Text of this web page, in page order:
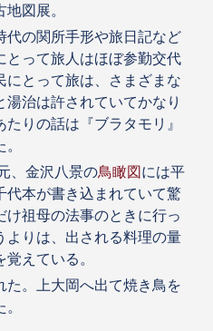
図展。
代の関所手形や旅日記など
とって旅人はほぼ参勤交代
にとって旅は、さまざまな
治は許されていてかなり
りの話は『ブラタモリ』
、金沢八景の鳥瞰図 には平
代本が書き込まれていて驚
け祖母の法事のときに行っ
よりは、出される料理の量
えている。
た。上大岡へ出て焼き鳥を